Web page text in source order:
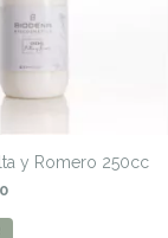
y Romero 250cc